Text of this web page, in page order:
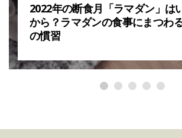
2022年の断食月「ラマダン」は
から？ラマダンの食事にまつわ
の慣習